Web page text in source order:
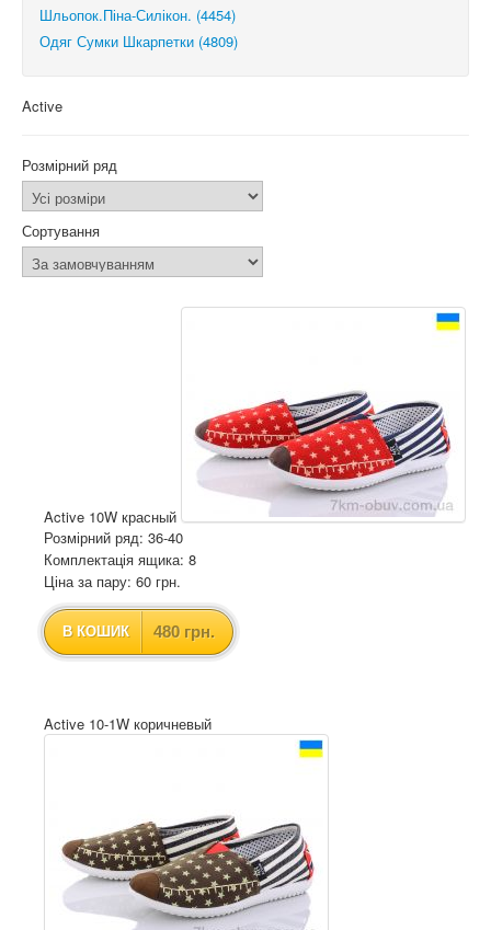
Шльопок.Піна-Силікон. (4454)
Одяг Сумки Шкарпетки (4809)
Active
Розмірний ряд
Сортування
Active 10W красный
Розмірний ряд: 36-40
Комплектація ящика: 8
Ціна за пару: 60 грн.
В КОШИК 480 грн.
Active 10-1W коричневый